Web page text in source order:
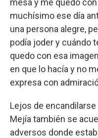
mesa y me quedo
muchísimo ese día
una persona alegre,
podía joder y cuándo
quedo con esa
en que lo hacía y no
expresa con
Lejos de
Mejía también se
adversos donde